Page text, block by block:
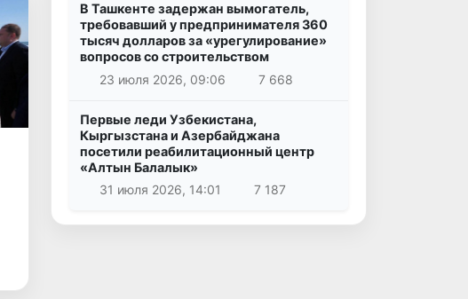
В Ташкенте задержан вымогатель,
требовавший у предпринимателя 360
тысяч долларов за «урегулирование»
вопросов со строительством
23 июля 2026, 09:06
7 668
Первые леди Узбекистана,
Кыргызстана и Азербайджана
посетили реабилитационный центр
«Алтын Балалык»
31 июля 2026, 14:01
7 187